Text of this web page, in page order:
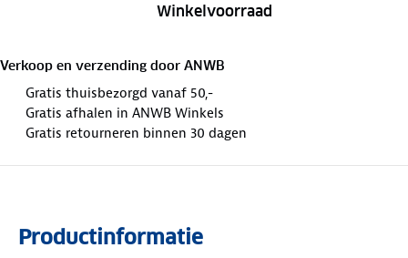
Winkelvoorraad
Verkoop en verzending door ANWB
Gratis thuisbezorgd vanaf 50,-
Gratis afhalen in ANWB Winkels
Gratis retourneren binnen 30 dagen
Productinformatie